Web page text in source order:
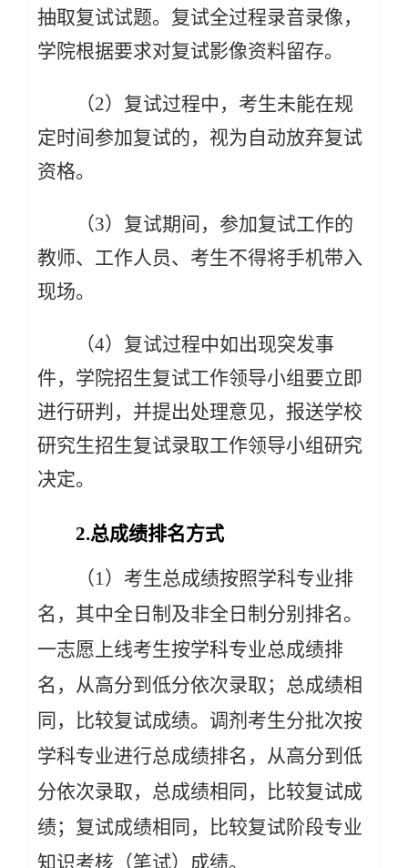
抽取复试试题。复试全过程录音录像，
学院根据要求对复试影像资料留存。
（2）复试过程中，考生未能在规
定时间参加复试的，视为自动放弃复试
资格。
（3）复试期间，参加复试工作的
教师、工作人员、考生不得将手机带入
现场。
（4）复试过程中如出现突发事
件，学院招生复试工作领导小组要立即
进行研判，并提出处理意见，报送学校
研究生招生复试录取工作领导小组研究
决定。
2.总成绩排名方式
（1）考生总成绩按照学科专业排
名，其中全日制及非全日制分别排名。
一志愿上线考生按学科专业总成绩排
名，从高分到低分依次录取；总成绩相
同，比较复试成绩。调剂考生分批次按
学科专业进行总成绩排名，从高分到低
分依次录取，总成绩相同，比较复试成
绩；复试成绩相同，比较复试阶段专业
知识考核（笔试）成绩。